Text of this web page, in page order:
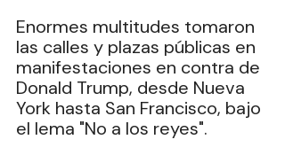
Enormes multitudes tomaron
las calles y plazas públicas en
manifestaciones en contra de
Donald Trump, desde Nueva
York hasta San Francisco, bajo
el lema "No a los reyes".